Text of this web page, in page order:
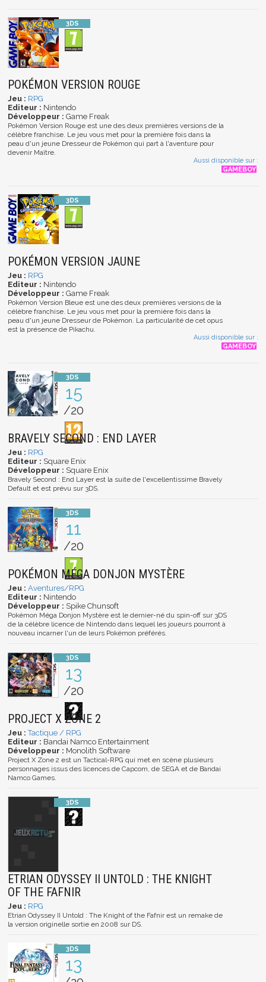
POKÉMON VERSION ROUGE
Jeu : RPG
Editeur : Nintendo
Développeur : Game Freak
Pokémon Version Rouge est une des deux premières versions de la
célèbre franchise. Le jeu vous met pour la première fois dans la
peau d'un jeune Dresseur de Pokémon qui part à l'aventure pour
devenir Maître.
Aussi disponible sur :
POKÉMON VERSION JAUNE
Jeu : RPG
Editeur : Nintendo
Développeur : Game Freak
Pokémon Version Bleue est une des deux premières versions de la
célèbre franchise. Le jeu vous met pour la première fois dans la
peau d'un jeune Dresseur de Pokémon. La particularité de cet opus
est la présence de Pikachu.
Aussi disponible sur :
15
/20
BRAVELY SECOND : END LAYER
Jeu : RPG
Editeur : Square Enix
Développeur : Square Enix
Bravely Second : End Layer est la suite de l'excellentissime Bravely
Default et est prévu sur 3DS.
11
/20
POKÉMON MÉGA DONJON MYSTÈRE
Jeu : Aventures/RPG
Editeur : Nintendo
Développeur : Spike Chunsoft
Pokémon Méga Donjon Mystère est le dernier-né du spin-off sur 3DS
de la célèbre licence de Nintendo dans lequel les joueurs pourront à
nouveau incarner l'un de leurs Pokémon préférés.
13
/20
PROJECT X ZONE 2
Jeu : Tactique / RPG
Editeur : Bandai Namco Entertainment
Développeur : Monolith Software
Project X Zone 2 est un Tactical-RPG qui met en scène plusieurs
personnages issus des licences de Capcom, de SEGA et de Bandai
Namco Games.
ETRIAN ODYSSEY II UNTOLD : THE KNIGHT
OF THE FAFNIR
Jeu : RPG
Etrian Odyssey II Untold : The Knight of the Fafnir est un remake de
la version originelle sortie en 2008 sur DS.
13